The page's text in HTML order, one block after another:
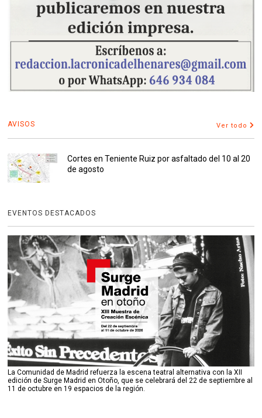
AVISOS Ver todo
Cortes en Teniente Ruiz por asfaltado del 10 al 20
de agosto
EVENTOS DESTACADOS
La Comunidad de Madrid refuerza la escena teatral alternativa con la XII
edición de Surge Madrid en Otoño, que se celebrará del 22 de septiembre al
11 de octubre en 19 espacios de la región.